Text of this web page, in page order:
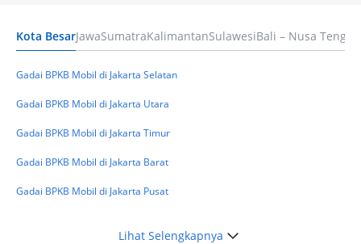
Keuangan
Masuk BI Checking? Simak Peraturan
Kota BesarJawaSumatraKalimantanSulawesiBali – Nusa
Gadai BPKB Mobil di Jakarta Selatan
Gadai BPKB Mobil di Jakarta Utara
Gadai BPKB Mobil di Jakarta Timur
Gadai BPKB Mobil di Jakarta Barat
Gadai BPKB Mobil di Jakarta Pusat
Lihat Selengkapnya